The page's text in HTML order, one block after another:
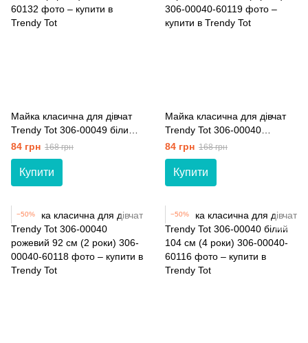
Майка класична для дівчат
Trendy Tot 306-00049 білий
134 см (9 років)
84 грн 168 грн
Купити
Майка класична для дівчат
Trendy Tot 306-00040
персиковий 98 см (3 роки)
84 грн 168 грн
Купити
−50% −50%